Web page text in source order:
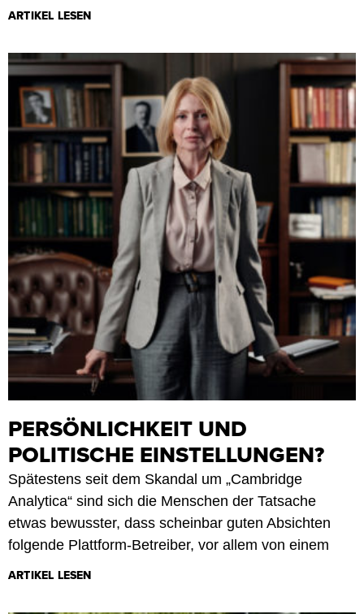
ARTIKEL LESEN
PERSÖNLICHKEIT UND
POLITISCHE EINSTELLUNGEN?
Spätestens seit dem Skandal um „Cambridge
Analytica“ sind sich die Menschen der Tatsache
etwas bewusster, dass scheinbar guten Absichten
folgende Plattform-Betreiber, vor allem von einem
ARTIKEL LESEN